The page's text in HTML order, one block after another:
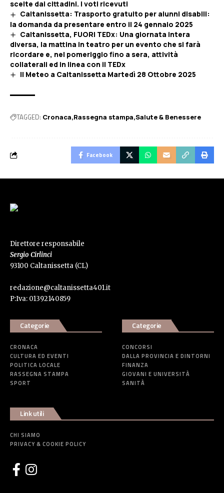
scelte dai cittadini. I voti ricevuti
Caltanissetta: Trasporto gratuito per alunni disabili:
la domanda da presentare entro il 24 gennaio 2025
Caltanissetta, FUORI TEDx: Una giornata intera
diversa, la mattina in teatro per un evento che si farà
ricordare e, nel pomeriggio fino a sera, attività
collaterali ed in linea con il TEDx
Il Meteo a Caltanissetta Martedì 28 Ottobre 2025
TAGGED: Cronaca Rassegna stampa Salute & Benessere
Facebook
Direttore responsabile
Sergio Cirlinci
93100 Caltanissetta (CL)
redazione@caltanissetta401.it
P:Iva: 01392140859
Categorie
CRONACA
CULTURA ED EVENTI
POLITICA LOCALE
RASSEGNA STAMPA
SPORT
Categorie
CONCORSI
DALLA PROVINCIA E DINTORNI
FINANZA
GIOVANI E UNIVERSITÀ
SANITÀ
Link utili
CHI SIAMO
PRIVACY & COOKIE POLICY